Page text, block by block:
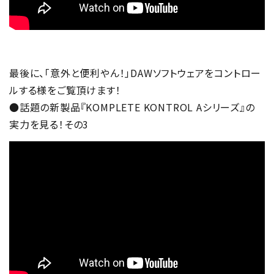
最後に、「意外と便利やん！」DAWソフトウェアをコントロー
ルする様をご覧頂けます！
●話題の新製品『KOMPLETE KONTROL Aシリーズ』の
実力を見る！その3